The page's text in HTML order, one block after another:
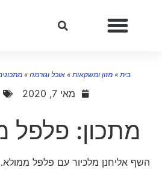
»מזון ומשקאות»אוכל וגורמה»מתכונים»
מאי 7, 2020
מתכון: פלפל
השף אליחנן מלכיור עם פלפל